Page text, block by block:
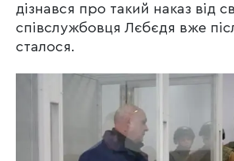
дізнався про такий наказ від
співслужбовця Лєбєдя вже
сталося.